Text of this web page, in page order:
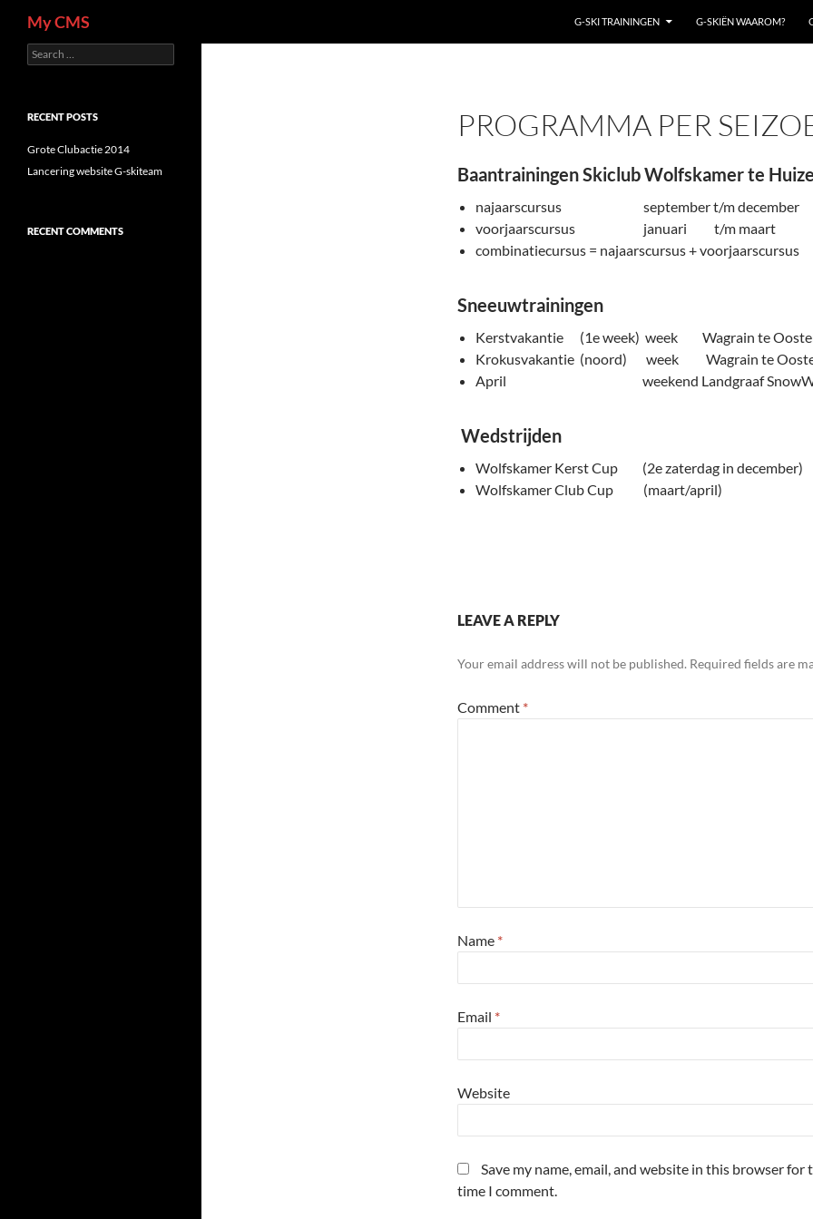
My CMS G-SKI TRAININGEN G-SKIËN WAAROM?
PROGRAMMA PER
Baantrainingen Skiclub Wolfskamer te
najaarscursus september t/m december
voorjaarscursus januari t/m maart
combinatiecursus = najaarscursus + voorjaarscursus
Sneeuwtrainingen
Kerstvakantie (1e week) week Wagrain te
Krokusvakantie (noord) week Wagrain te
April weekend Landgraaf
Wedstrijden
Wolfskamer Kerst Cup (2e zaterdag in december)
Wolfskamer Club Cup (maart/april)
LEAVE A REPLY
Your email address will not be published. Required fields are
Comment *
Name *
Email *
Website
Save my name, email, and website in this browser for
time I comment.
Search
for:
RECENT POSTS
Grote Clubactie 2014
Lancering website G-skiteam
RECENT COMMENTS